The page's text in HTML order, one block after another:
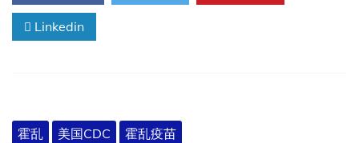
测
Linkedin
霍乱 美国CDC 霍乱疫苗